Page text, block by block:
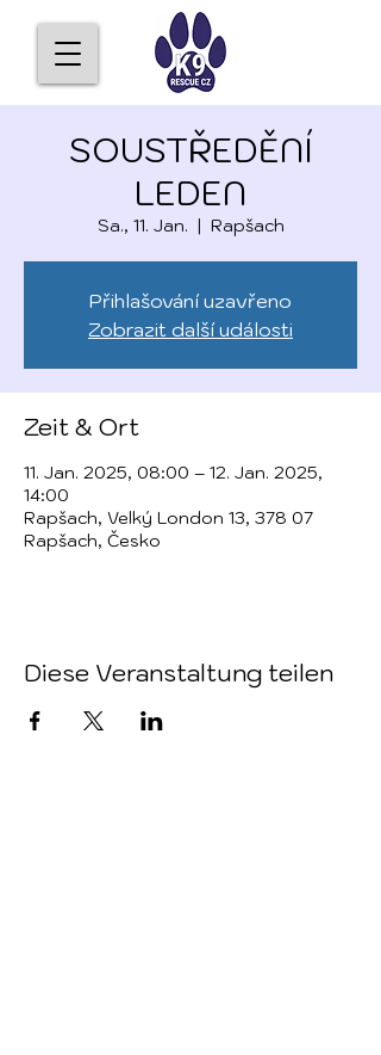
SOUSTŘEDĚNÍ
LEDEN
Sa., 11. Jan.
  |
Rapšach
Přihlašování uzavřeno
Zobrazit další události
Zeit & Ort
11. Jan. 2025, 08:00 – 12. Jan. 2025,
14:00
Rapšach, Velký London 13, 378 07
Rapšach, Česko
Diese Veranstaltung teilen